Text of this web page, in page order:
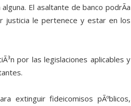
El asaltante de banco podrÃ­a
justicia le pertenece y estar en los
por las legislaciones aplicables y
extinguir fideicomisos pÃºblicos,